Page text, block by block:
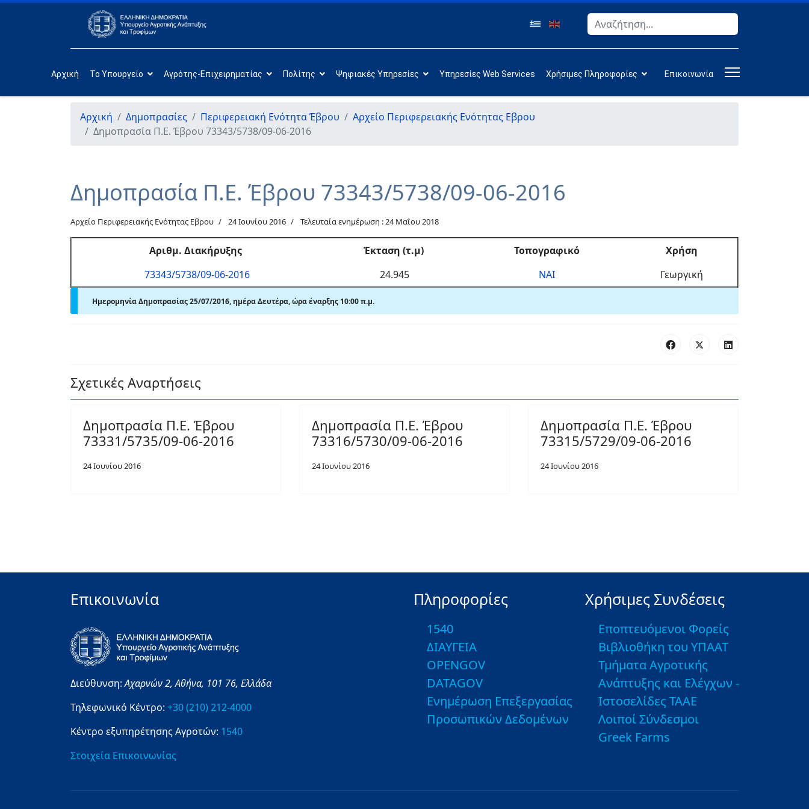
Αναζήτηση
Αρχική Το Υπουργείο Αγρότης-Επιχειρηματίας Πολίτης Ψηφιακές Υπηρεσίες Υπηρεσίες Web Services Χρήσιμες Πληροφορίες Επικοινωνία
Αρχική Δημοπρασίες Περιφερειακή Ενότητα Έβρου
Αρχείο Περιφερειακής Ενότητας Εβρου
Δημοπρασία Π.Ε. Έβρου 73343/5738/09-06-2016
Δημοπρασία Π.Ε. Έβρου 73343/5738/09-06-2016
Αρχείο Περιφερειακής Ενότητας Εβρου 24 Ιουνίου 2016 Τελευταία ενημέρωση : 24 Μαΐου 2018
Αριθμ. Διακήρυξης Έκταση (τ.μ) Τοπογραφικό
Χρήση
73343/5738/09-06-2016
24.945 ΝΑΙ Γεωργική
Ημερομηνία Δημοπρασίας 25/07/2016, ημέρα Δευτέρα, ώρα έναρξης 10:00 π.μ.
Σχετικές Αναρτήσεις
Δημοπρασία Π.Ε. Έβρου
73331/5735/09-06-2016
24 Ιουνίου 2016
Δημοπρασία Π.Ε. Έβρου
73316/5730/09-06-2016
24 Ιουνίου 2016
Δημοπρασία Π.Ε. Έβρου
73315/5729/09-06-2016
24 Ιουνίου 2016
Επικοινωνία
Διεύθυνση:Αχαρνών 2,Αθήνα, 101 76, Ελλάδα
Τηλεφωνικό Κέντρο: +30 (210) 212-4000
Κέντρο εξυπηρέτησης Αγροτών: 1540
Στοιχεία Επικοινωνίας
Πληροφορίες
1540
ΔΙΑΥΓΕΙΑ
OPENGOV
DATAGOV
Ενημέρωση Επεξεργασίας
Προσωπικών Δεδομένων
Χρήσιμες Συνδέσεις
Εποπτευόμενοι Φορείς
Βιβλιοθήκη του ΥΠΑΑΤ
Τμήματα Αγροτικής
Ανάπτυξης και Ελέγχων -
Ιστοσελίδες ΤΑΑΕ
Λοιποί Σύνδεσμοι
Greek Farms